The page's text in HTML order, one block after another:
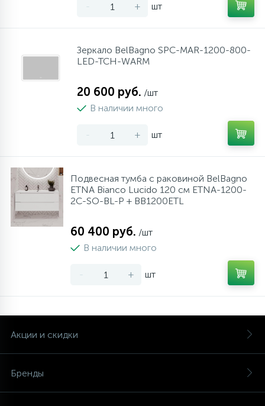
- + шт
Зеркало BelBagno SPC-MAR-1200-800-
LED-TCH-WARM
20 600 руб. /шт
В наличии много
- + шт
Подвесная тумба с раковиной BelBagno
ETNA Bianco Lucido 120 см ETNA-1200-
2C-SO-BL-P + BB1200ETL
60 400 руб. /шт
В наличии много
- + шт
Акции и скидки
Бренды